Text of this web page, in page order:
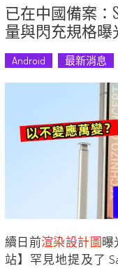
已在中國備案：
量與閃充規格曝
Android 最新消息
續日前渲染設計圖曝
站】罕見地提及了